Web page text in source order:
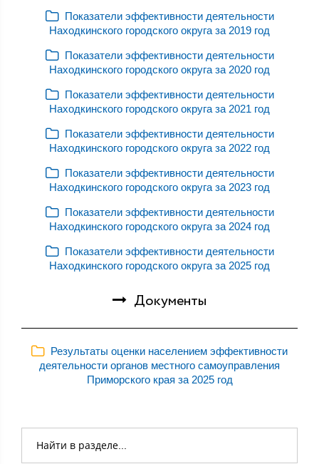
Показатели эффективности деятельности
Находкинского городского округа за 2019 год
Показатели эффективности деятельности
Находкинского городского округа за 2020 год
Показатели эффективности деятельности
Находкинского городского округа за 2021 год
Показатели эффективности деятельности
Находкинского городского округа за 2022 год
Показатели эффективности деятельности
Находкинского городского округа за 2023 год
Показатели эффективности деятельности
Находкинского городского округа за 2024 год
Показатели эффективности деятельности
Находкинского городского округа за 2025 год
Документы
Результаты оценки населением эффективности
деятельности органов местного самоуправления
Приморского края за 2025 год